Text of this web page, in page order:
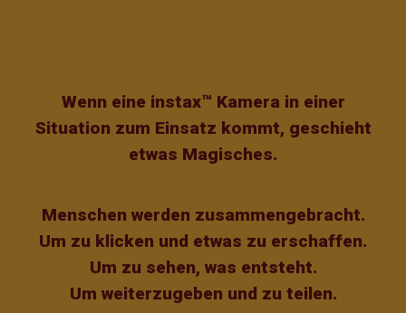
Wenn eine instax™ Kamera in einer
Situation zum Einsatz kommt, geschieht
etwas Magisches.
Menschen werden zusammengebracht.
Um zu klicken und etwas zu erschaffen.
Um zu sehen, was entsteht.
Um weiterzugeben und zu teilen.